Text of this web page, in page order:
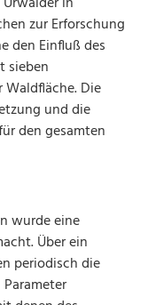
zur Erforschung
den Einfluß des
sieben
Waldfläche. Die
und die
den gesamten
wurde eine
Über ein
periodisch die